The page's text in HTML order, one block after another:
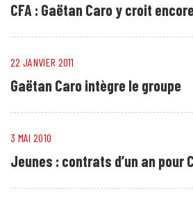
CFA : Gaëtan Caro y croit encore
22 JANVIER 2011
Gaëtan Caro intègre le groupe
3 MAI 2010
Jeunes : contrats d’un an pour